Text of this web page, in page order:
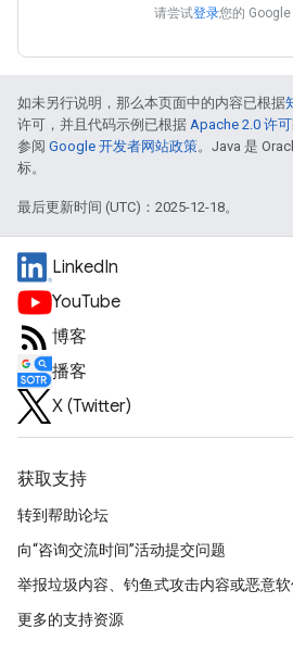
请尝试登录您的 Google
如未另行说明，那么本页面中的内容已根据
许可，并且代码示例已根据 Apache 2.0 许可
参阅 Google 开发者网站政策。Java 是
标。
最后更新时间 (UTC)：2025-12-18。
LinkedIn
YouTube
博客
播客
X (Twitter)
获取支持
转到帮助论坛
向“咨询交流时间”活动提交问题
举报垃圾内容、钓鱼式攻击内容或恶意
更多的支持资源